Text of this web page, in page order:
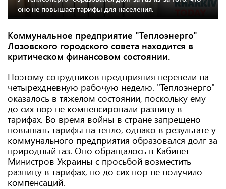
оно не повышает тарифы для населения.
Коммунальное предприятие "Теплоэнерго"
Лозовского городского совета находится в
критическом финансовом состоянии.
Поэтому сотрудников предприятия перевели на
четырехдневную рабочую неделю. "Теплоэнерго"
оказалось в тяжелом состоянии, поскольку ему
до сих пор не компенсировали разницу в
тарифах. Во время войны в стране запрещено
повышать тарифы на тепло, однако в результате у
коммунального предприятия образовался долг за
природный газ. Оно обращалось в Кабинет
Министров Украины с просьбой возместить
разницу в тарифах, но до сих пор не получило
компенсаций.